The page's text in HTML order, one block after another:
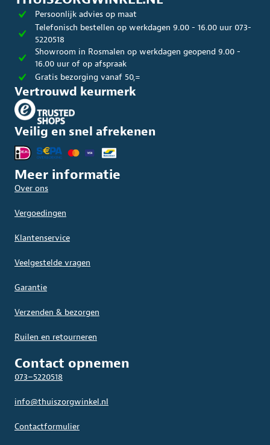
Persoonlijk advies op maat
Telefonisch bestellen op werkdagen 9.00 - 16.00 uur 073-
5220518
Showroom in Rosmalen op werkdagen geopend 9.00 -
16.00 uur of op afspraak
Gratis bezorging vanaf 50,=
Vertrouwd keurmerk
Veilig en snel afrekenen
Meer informatie
Over ons
Vergoedingen
Klantenservice
Veelgestelde vragen
Garantie
Verzenden & bezorgen
Ruilen en retourneren
Contact opnemen
073–5220518
info@thuiszorgwinkel.nl
Contactformulier